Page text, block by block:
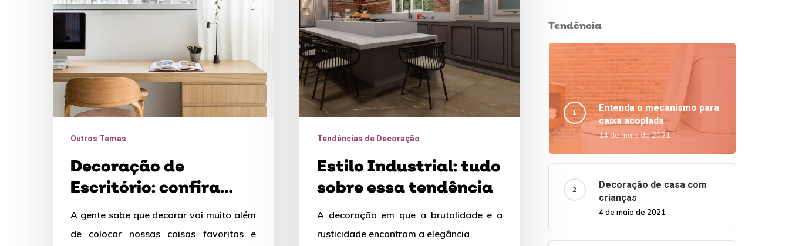
como
fazer
Outros Temas
Decoração de
Escritório: confira
como fazer
A gente sabe que decorar vai muito além
de colocar nossas coisas favoritas e
essa
tendência
Tendências de Decoração
Estilo Industrial: tudo
sobre essa tendência
A decoração em que a brutalidade e a
rusticidade encontram a elegância
Tendência
Entenda o mecanismo para
caixa acoplada
14 de maio de 2021
Decoração de casa com
crianças
4 de maio de 2021